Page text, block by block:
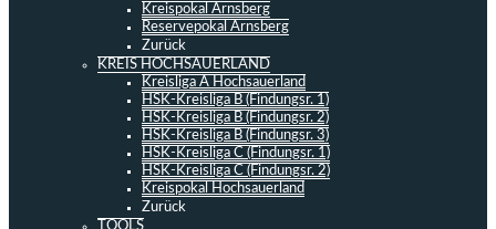
Kreispokal Arnsberg
Reservepokal Arnsberg
Zurück
KREIS HOCHSAUERLAND
Kreisliga A Hochsauerland
HSK-Kreisliga B (Findungsr. 1)
HSK-Kreisliga B (Findungsr. 2)
HSK-Kreisliga B (Findungsr. 3)
HSK-Kreisliga C (Findungsr. 1)
HSK-Kreisliga C (Findungsr. 2)
Kreispokal Hochsauerland
Zurück